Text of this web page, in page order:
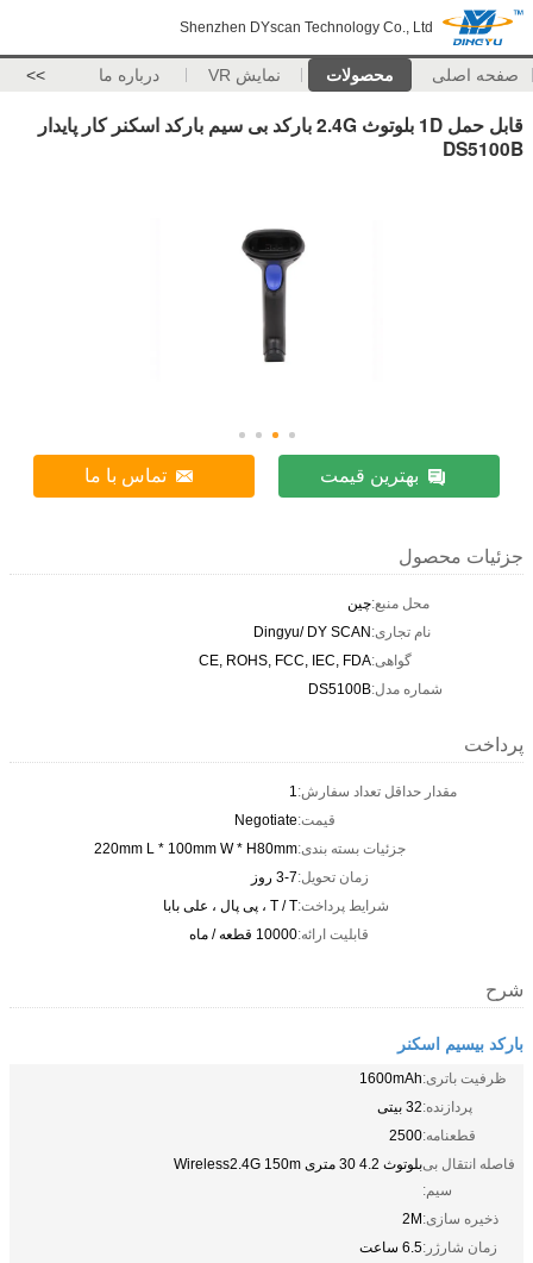
Shenzhen DYscan Technology Co., Ltd
صفحه اصلی محصولات نمایش VR درباره ما >>
قابل حمل 1D بلوتوث 2.4G بارکد بی سیم بارکد اسکنر کار پایدار
DS5100B
بهترین قیمت تماس با ما
جزئیات محصول
محل منبع:چین
نام تجاری:Dingyu/ DY SCAN
گواهی:CE, ROHS, FCC, IEC, FDA
شماره مدل:DS5100B
پرداخت
مقدار حداقل تعداد سفارش:1
قیمت:Negotiate
جزئیات بسته بندی:220mm L * 100mm W * H80mm
زمان تحویل:3-7 روز
شرایط پرداخت:T / T ، پی پال ، علی بابا
قابلیت ارائه:10000 قطعه / ماه
شرح
بارکد بیسیم اسکنر
ظرفیت باتری:1600mAh
پردازنده:32 بیتی
قطعنامه:2500
فاصله انتقال بی
سیم:
بلوتوث 4.2 30 متری Wireless2.4G 150m
ذخیره سازی:2M
زمان شارژر:6.5 ساعت